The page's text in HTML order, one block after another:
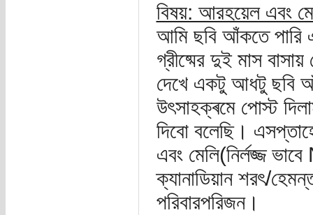
বিষয়: আরহয়েল এবং
আমি ছবি আঁকতে পারি
গ্রীষ্মের দুই মাস
দেখে একটু আধটু ছবি
উৎসাহক্ৰমে পোস্ট
দিবো বলেছি।
এবং মেলি(নির্লজ্জ
ক্যানাডিয়ান শরৎ/
পরিবারপরিজন।